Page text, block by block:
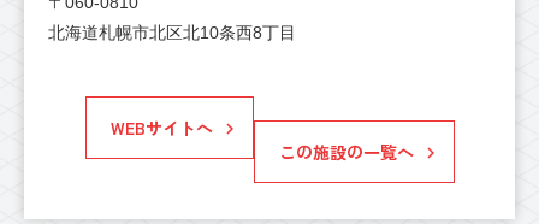
北海道札幌市北区北10条西8丁目
WEBサイトへ
この施設の一覧へ